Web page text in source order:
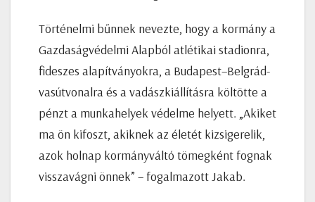
Történelmi bűnnek nevezte, hogy a kormány a
Gazdaságvédelmi Alapból atlétikai stadionra,
fideszes alapítványokra, a Budapest–Belgrád-
vasútvonalra és a vadászkiállításra költötte a
pénzt a munkahelyek védelme helyett. „Akiket
ma ön kifoszt, akiknek az életét kizsigerelik,
azok holnap kormányváltó tömegként fognak
visszavágni önnek” – fogalmazott Jakab.